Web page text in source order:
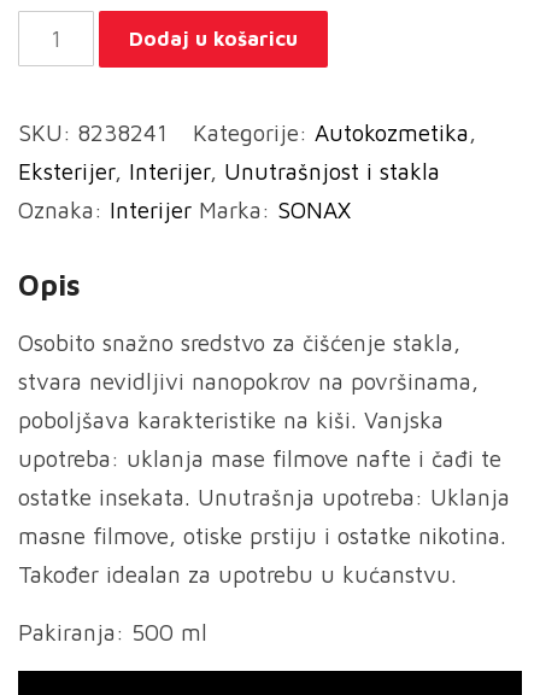
SONAX
Xtreme
stakla
količina
Dodaj u košaricu
SKU: 8238241 Kategorije: Autokozmetika,
Eksterijer, Interijer, Unutrašnjost i stakla
Oznaka: Interijer Marka: SONAX
Opis
Osobito snažno sredstvo za čišćenje stakla,
stvara nevidljivi nanopokrov na površinama,
poboljšava karakteristike na kiši. Vanjska
upotreba: uklanja mase filmove nafte i čađi te
ostatke insekata. Unutrašnja upotreba: Uklanja
masne filmove, otiske prstiju i ostatke nikotina.
Također idealan za upotrebu u kućanstvu.
Pakiranja: 500 ml